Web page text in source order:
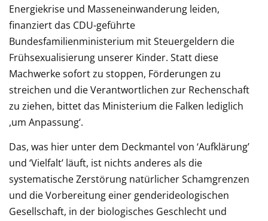
Energiekrise und Masseneinwanderung leiden,
finanziert das CDU-geführte
Bundesfamilienministerium mit Steuergeldern die
Frühsexualisierung unserer Kinder. Statt diese
Machwerke sofort zu stoppen, Förderungen zu
streichen und die Verantwortlichen zur Rechenschaft
zu ziehen, bittet das Ministerium die Falken lediglich
,um Anpassung‘.
Das, was hier unter dem Deckmantel von ‘Aufklärung’
und ‘Vielfalt’ läuft, ist nichts anderes als die
systematische Zerstörung natürlicher Schamgrenzen
und die Vorbereitung einer genderideologischen
Gesellschaft, in der biologisches Geschlecht und